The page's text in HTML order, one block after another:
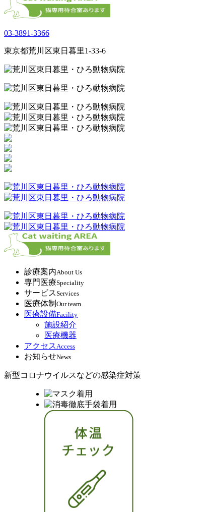
03-3891-3366
東京都荒川区東日暮里1-33-6
診療案内About Us
専門医療Speciality
サービスServices
医療体制 Our team
医療設備Facility
施設紹介
医療機器
アクセス Access
お知らせNews
新型コロナウイルスなどの感染症対策